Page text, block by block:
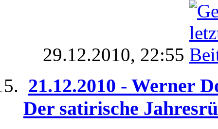
29.12.2010, 22:55
21.12.2010 - Werner
Der satirische